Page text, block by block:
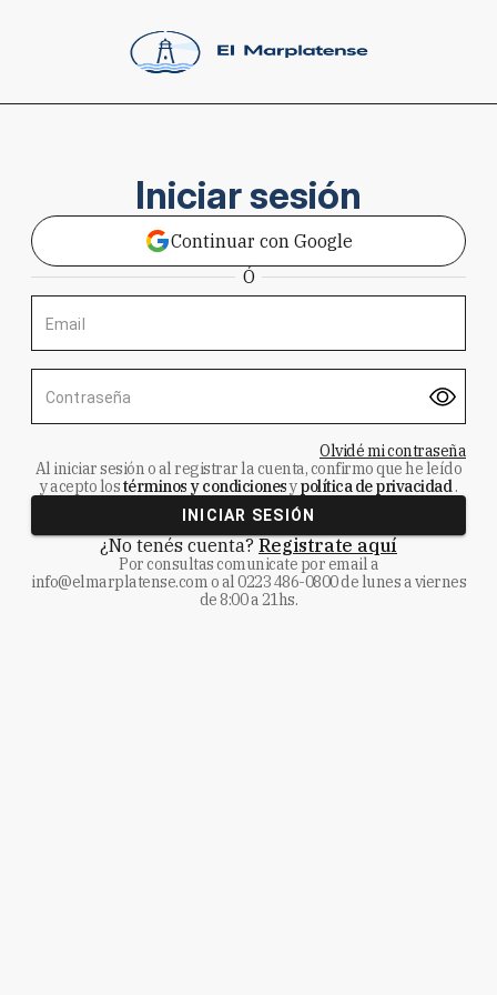
Iniciar sesión
Continuar con Google
Ó
Email
Contraseña
Olvidé mi contraseña
Al iniciar sesión o al registrar la cuenta, confirmo que he leído
y acepto lostérminos y condicionesypolítica de privacidad.
INICIAR SESIÓN
¿No tenés cuenta? Registrate aquí
Por consultas comunicate por email a
info@elmarplatense.como al0223 486-0800de lunes a viernes
de 8:00 a 21hs.